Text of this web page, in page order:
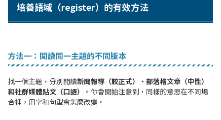
培養語域（register）的有效方法
方法一：閱讀同一主題的不同版本
找一個主題，分別閱讀新聞報導（較正式）、部落格文章（中性）
和社群媒體貼文（口語）
。你會開始注意到，同樣的意思在不同場
合裡，用字和句型會怎麼改變。